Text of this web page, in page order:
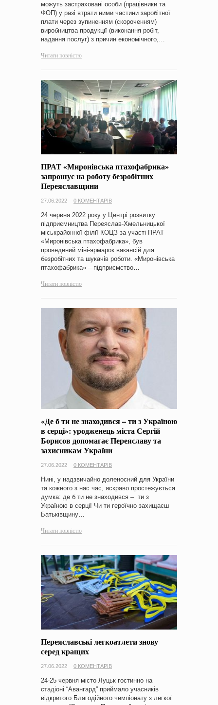
можуть застраховані особи (працівники та
ФОП) у разі втрати ними частини заробітної
плати через зупиненням (скороченням)
виробництва продукції (виконання робіт,
надання послуг) з причин економічного,…
Читати повністю
ПРАТ «Миронівська птахофабрика»
запрошує на роботу безробітних
Переяславщини
27.06.2022 0 КОМЕНТАРІВ
24 червня 2022 року у Центрі розвитку
підприємництва Переяслав-Хмельницької
міськрайонної філії КОЦЗ за участі ПРАТ
«Миронівська птахофабрика», був
проведений міні-ярмарок вакансій для
безробітних та шукачів роботи. «Миронівська
птахофабрика» – підприємство…
Читати повністю
«Де б ти не знаходився – ти з Україною
в серці»: уродженець міста Сергій
Борисов допомагає Переяславу та
захисникам України
27.06.2022 0 КОМЕНТАРІВ
Нині, у надзвичайно доленосний для України
та кожного з нас час, яскраво простежується
думка: де б ти не знаходився – ти з
Україною в серці! Чи ти героїчно захищаєш
Батьківщину…
Читати повністю
Переяславські легкоатлети знову
серед кращих
27.06.2022 0 КОМЕНТАРІВ
24-25 червня місто Луцьк гостинно на
стадіоні “Авангард” приймало учасників
відкритого Благодійного чемпіонату з легкої